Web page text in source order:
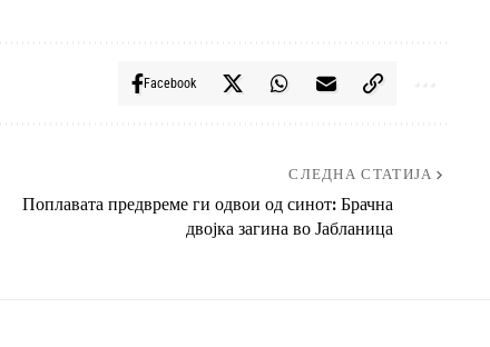
Facebook
СЛЕДНА СТАТИЈА
Поплавата предвреме ги одвои од синот: Брачна
двојка загина во Јабланица